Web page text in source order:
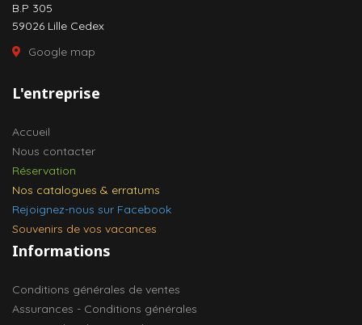
B.P 305
59026 Lille Cedex
Google map
L'entreprise
Accueil
Nous contacter
Réservation
Nos catalogues & erratums
Rejoignez-nous sur Facebook
Souvenirs de vos vacances
Informations
Conditions générales de ventes
Assurances - Conditions générales